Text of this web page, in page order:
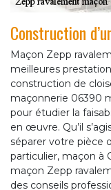
Construction
Maçon Zepp
meilleures
construction de
maçonnerie 06390
pour étudier la
en œuvre. Qu’il
séparer votre pièce
particulier, maçon à
maçon Zepp
des conseils